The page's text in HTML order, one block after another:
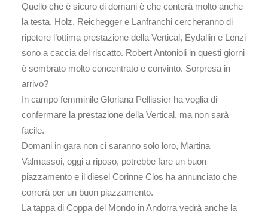
Quello che è sicuro di domani è che conterà molto anche
la testa, Holz, Reichegger e Lanfranchi cercheranno di
ripetere l’ottima prestazione della Vertical, Eydallin e Lenzi
sono a caccia del riscatto. Robert Antonioli in questi giorni
è sembrato molto concentrato e convinto. Sorpresa in
arrivo?
In campo femminile Gloriana Pellissier ha voglia di
confermare la prestazione della Vertical, ma non sarà
facile.
Domani in gara non ci saranno solo loro, Martina
Valmassoi, oggi a riposo, potrebbe fare un buon
piazzamento e il diesel Corinne Clos ha annunciato che
correrà per un buon piazzamento.
La tappa di Coppa del Mondo in Andorra vedrà anche la